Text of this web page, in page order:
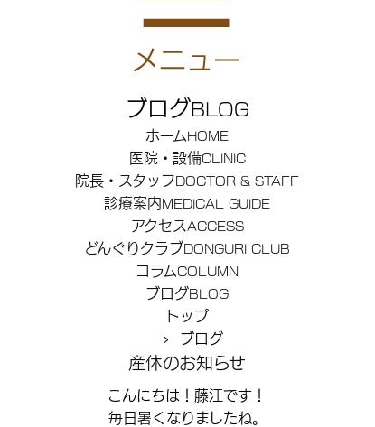
ブログBLOG
ホームHOME
医院・設備CLINIC
院長・スタッフDOCTOR & STAFF
診療案内MEDICAL GUIDE
アクセスACCESS
どんぐりクラブDONGURI CLUB
コラムCOLUMN
ブログBLOG
トップ
› ブログ
産休のお知らせ
こんにちは！藤江です！
毎日暑くなりましたね。